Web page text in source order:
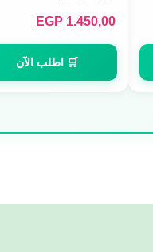
1.450,00
EGP
🛒 اطلب الآن